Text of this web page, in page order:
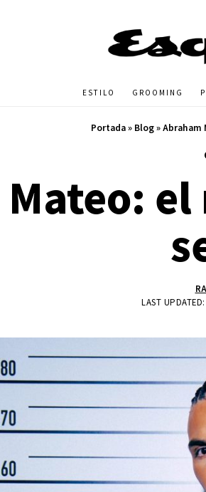
ESTILO GROOMING
Portada» Blog»Abraham
LAST